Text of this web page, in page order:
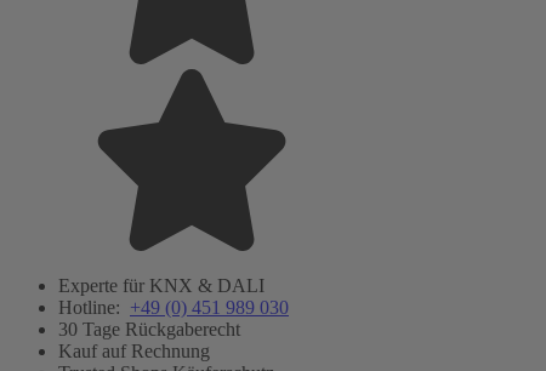
Experte für KNX & DALI
Hotline: +49 (0) 451 989 030
30 Tage Rückgaberecht
Kauf auf Rechnung